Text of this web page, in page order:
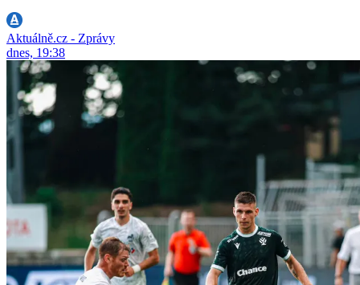
Aktuálně.cz - Zprávy
dnes, 19:38